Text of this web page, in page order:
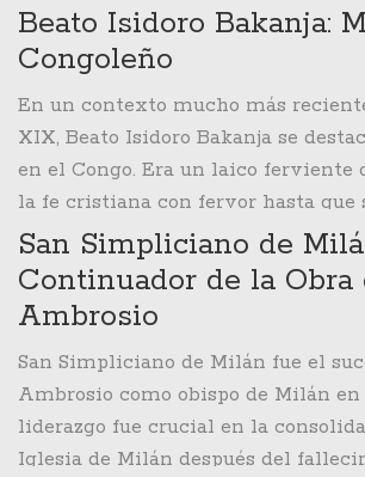
evangelizar, convirtiéndose en una
más importantes del cristianismo
gobierno combinó la fuerza política
santidad, creando una sinergia que
transformación espiritual de toda
Beato Isidoro Bakanja:
Congoleño
En un contexto mucho más
XIX, Beato Isidoro Bakanja se
en el Congo. Era un laico ferviente
la fe cristiana con fervor hasta que
espiritual lo llevó a enfrentar una
mortal. Su vida y muerte subrayan
sufrimiento que muchos cristianos
y aún soportan en diversas partes
Bakanja es un faro de esperanza
que enfrentan adversidades
San Simpliciano de
Continuador de la Obra
Ambrosio
San Simpliciano de Milán fue el
Ambrosio como obispo de Milán en
liderazgo fue crucial en la
Iglesia de Milán después del